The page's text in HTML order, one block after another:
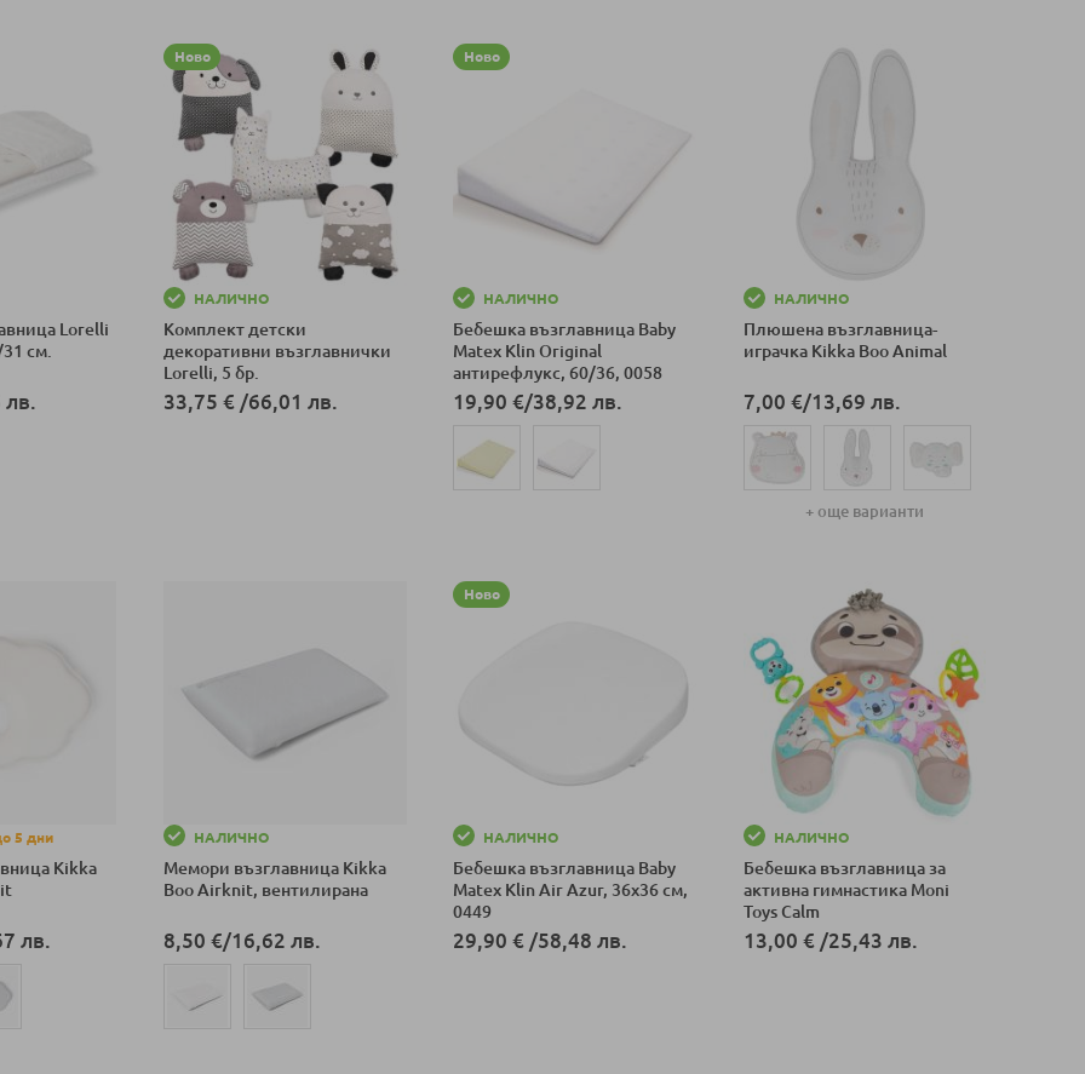
Lorelli
см.
лв.
Ново
НАЛИЧНО
Комплект детски
декоративни възглавнички
Lorelli, 5 бр.
33,75 € /66,01 лв.
Ново
НАЛИЧНО
Бебешка възглавница Baby
Matex Klin Original
антирефлукс, 60/36, 0058
19,90 €/38,92 лв.
НАЛИЧНО
Плюшена възглавница-
играчка Kikka Boo Animal
7,00 €/13,69 лв.
+ още варианти
5 дни
Kikka
лв.
НАЛИЧНО
Мемори възглавница Kikka
Boo Airknit, вентилирана
8,50 €/16,62 лв.
Ново
НАЛИЧНО
Бебешка възглавница Baby
Matex Klin Air Azur, 36x36 см,
0449
29,90 € /58,48 лв.
НАЛИЧНО
Бебешка възглавница за
активна гимнастика Moni
Toys Calm
13,00 €/25,43 лв.